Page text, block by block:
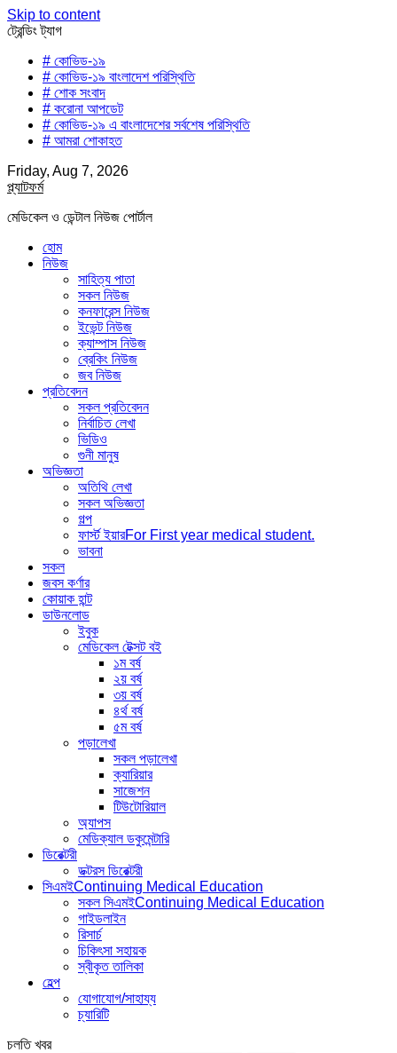
Skip to content
ট্রেন্ডিং ট্যাগ
# কোভিড-১৯
# কোভিড-১৯ বাংলাদেশ পরিস্থিতি
# শোক সংবাদ
# করোনা আপডেট
# কোভিড-১৯ এ বাংলাদেশের সর্বশেষ পরিস্থিতি
# আমরা শোকাহত
Friday, Aug 7, 2026
প্ল্যাটফর্ম
মেডিকেল ও ডেন্টাল নিউজ পোর্টাল
হোম
নিউজ
সাহিত্য পাতা
সকল নিউজ
কনফারেন্স নিউজ
ইভেন্ট নিউজ
ক্যাম্পাস নিউজ
ব্রেকিং নিউজ
জব নিউজ
প্রতিবেদন
সকল প্রতিবেদন
নির্বাচিত লেখা
ভিডিও
গুনী মানুষ
অভিজ্ঞতা
অতিথি লেখা
সকল অভিজ্ঞতা
গল্প
ফার্স্ট ইয়ারFor First year medical student.
ভাবনা
সকল
জবস কর্ণার
কোয়াক হান্ট
ডাউনলোড
ইবুক
মেডিকেল টেক্সট বই
১ম বর্ষ
২য় বর্ষ
৩য় বর্ষ
৪র্থ বর্ষ
৫ম বর্ষ
পড়ালেখা
সকল পড়ালেখা
ক্যারিয়ার
সাজেশন
টিউটোরিয়াল
অ্যাপস
মেডিক্যাল ডকুমেন্টারি
ডিরেক্টরী
ডক্টরস ডিরেক্টরী
সিএমইContinuing Medical Education
সকল সিএমইContinuing Medical Education
গাইডলাইন
রিসার্চ
চিকিৎসা সহায়ক
স্বীকৃত তালিকা
হেল্প
যোগাযোগ/সাহায্য
চ্যারিটি
চলতি খবর